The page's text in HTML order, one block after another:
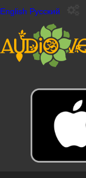
English Русский